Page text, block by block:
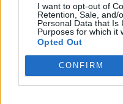
I want to opt-out of
Retention, Sale, and/
Personal Data that Is
Purposes for which it
Opted Out
CONFIRM
Sommerpraten